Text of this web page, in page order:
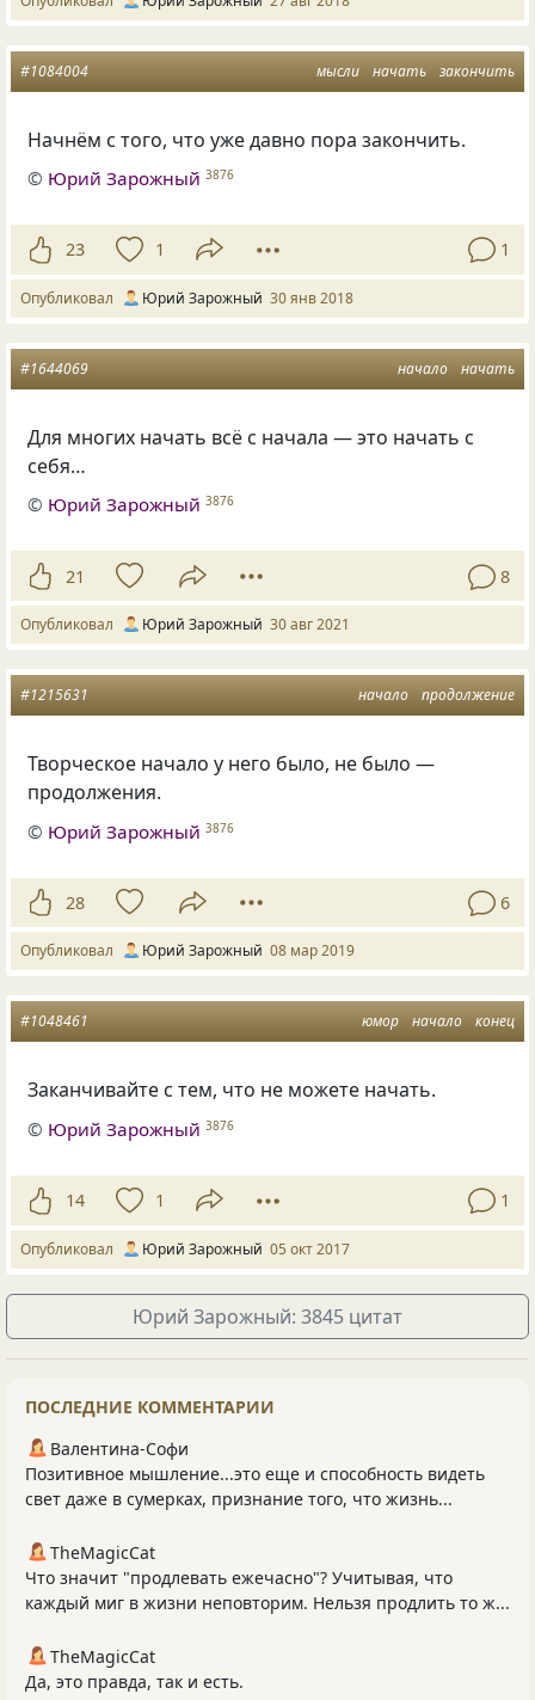
мысли начать закончить
#1084004
Начнём с того, что уже давно пора закончить.
© Юрий Зарожный 3876
23 1 1
Опубликовал Юрий Зарожный 30 янв 2018
начало начать
#1644069
Для многих начать всё с начала — это начать с
себя…
© Юрий Зарожный 3876
21 8
Опубликовал Юрий Зарожный 30 авг 2021
начало продолжение
#1215631
Творческое начало у него было, не было —
продолжения.
© Юрий Зарожный 3876
28 6
Опубликовал Юрий Зарожный 08 мар 2019
юмор начало конец
#1048461
Заканчивайте с тем, что не можете начать.
© Юрий Зарожный 3876
14 1 1
Опубликовал Юрий Зарожный 05 окт 2017
Юрий Зарожный: 3845 цитат
ПОСЛЕДНИЕ КОММЕНТАРИИ
Валентина-Софи
Позитивное мышление...это еще и способность видеть
свет даже в сумерках, признание того, что жизнь...
TheMagicCat
Что значит "продлевать ежечасно"? Учитывая, что
каждый миг в жизни неповторим. Нельзя продлить то ж...
TheMagicCat
Да, это правда, так и есть.